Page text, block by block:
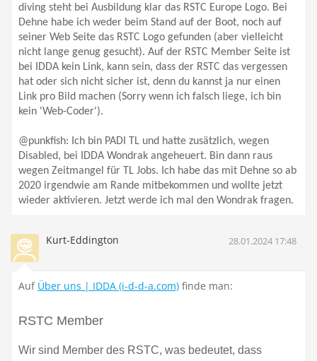
diving steht bei Ausbildung klar das RSTC Europe Logo. Bei
Dehne habe ich weder beim Stand auf der Boot, noch auf
seiner Web Seite das RSTC Logo gefunden (aber vielleicht
nicht lange genug gesucht). Auf der RSTC Member Seite ist
bei IDDA kein Link, kann sein, dass der RSTC das vergessen
hat oder sich nicht sicher ist, denn du kannst ja nur einen
Link pro Bild machen (Sorry wenn ich falsch liege, ich bin
kein 'Web-Coder').
@punkfish: Ich bin PADI TL und hatte zusätzlich, wegen
Disabled, bei IDDA Wondrak angeheuert. Bin dann raus
wegen Zeitmangel für TL Jobs. Ich habe das mit Dehne so ab
2020 irgendwie am Rande mitbekommen und wollte jetzt
wieder aktivieren. Jetzt werde ich mal den Wondrak fragen.
Kurt-Eddington 28.01.2024 17:48
Auf Über uns | IDDA (i-d-d-a.com) finde man:
RSTC Member
Wir sind Member des RSTC, was bedeutet, dass